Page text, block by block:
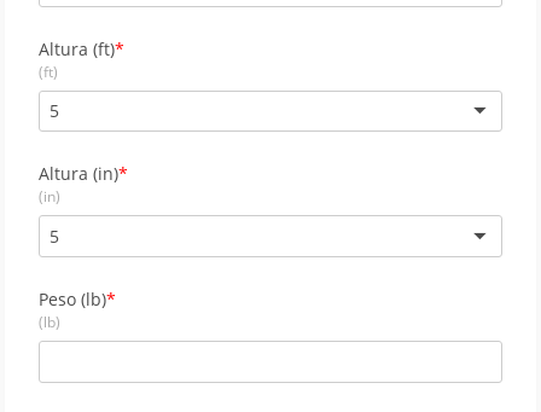
Altura (ft)
(ft)
5
Altura (in)
(in)
5
Peso (lb)
(lb)